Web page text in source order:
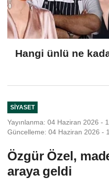
Hangi ünlü ne
SIYASET
Yayınlanma: 04 Haziran 2026 -
Güncelleme: 04 Haziran 2026 -
Özgür Özel,
araya geldi